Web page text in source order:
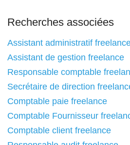
Recherches associées
Assistant administratif
Assistant de gestion freelance
Responsable comptable
Secrétaire de direction
Comptable paie freelance
Comptable Fournisseur
Comptable client freelance